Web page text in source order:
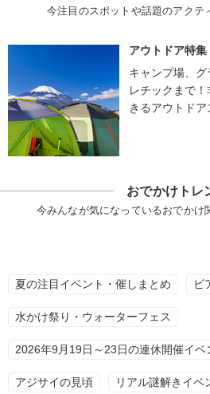
今注目のスポットや話題のアクテ
アウトドア特集
キャンプ場、
レチックまで
きるアウトド
おでかけトレ
今みんなが気になっているおでかけ
夏の注目イベント・催しまとめ ビ
水かけ祭り・ウォーターフェス
2026年9月19日～23日の連休開催イベ
アジサイの見頃 リアル謎解きイベ